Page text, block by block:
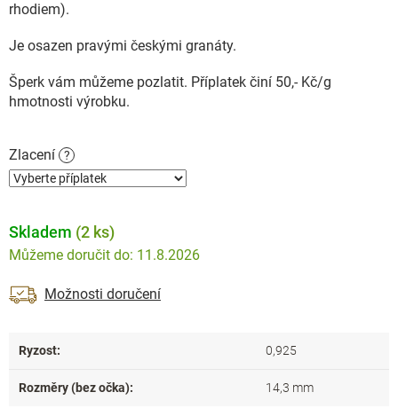
Zlacení ?
rhodiem).
Je osazen pravými českými granáty.
Šperk vám můžeme pozlatit. Příplatek činí 50,- Kč/g
hmotnosti výrobku.
Skladem (2 ks)
11.8.2026
Možnosti doručení
Ryzost: 0,925
Rozměry (bez očka): 14,3 mm